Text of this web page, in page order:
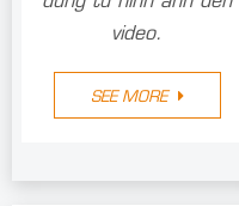
video.
SEE MORE